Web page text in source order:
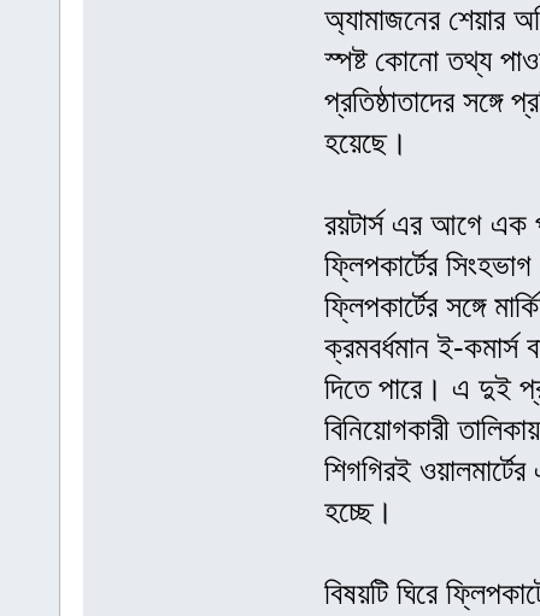
অ্যামাজনের শেয়ার
স্পষ্ট কোনো তথ্য
প্রতিষ্ঠাতাদের
হয়েছে।
রয়টার্স এর আগে এক
ফ্লিপকার্টের
ফ্লিপকার্টের সঙ্গে
ক্রমবর্ধমান ই-কমার্স
দিতে পারে। এ দুই
বিনিয়োগকারী
শিগগিরই
হচ্ছে।
বিষয়টি ঘিরে